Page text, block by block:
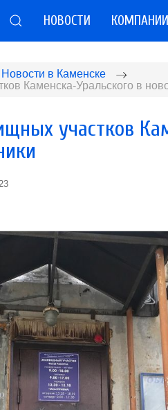
НОВОСТИ КОМПАНИИ
Новости в Каменске
Каменска-Уральского в
участков